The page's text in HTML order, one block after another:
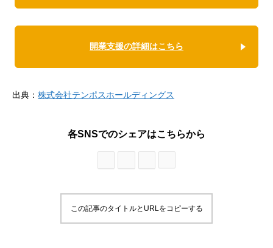
開業支援の詳細はこちら
出典： 株式会社テンポスホールディングス
各SNSでのシェアはこちらから
この記事のタイトルとURLをコピーする